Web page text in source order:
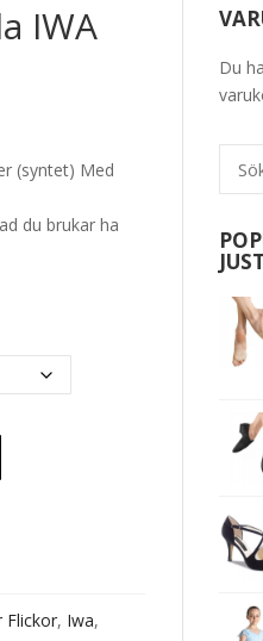
IWA
(syntet) Med
du brukar ha
Flickor, Iwa,
Du